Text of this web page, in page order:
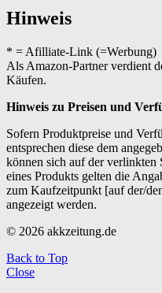
Hinweis
* = Afilliate-Link (=Werbung)
Als Amazon-Partner verdient
Käufen.
Hinweis zu Preisen und
Sofern Produktpreise und
entsprechen diese dem
können sich auf der verlinkten
eines Produkts gelten die
zum Kaufzeitpunkt [auf der/
angezeigt werden.
© 2026 akkzeitung.de
Back to Top
Close